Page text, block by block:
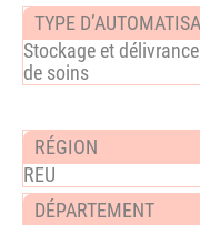
Stockage et
de soins
REU